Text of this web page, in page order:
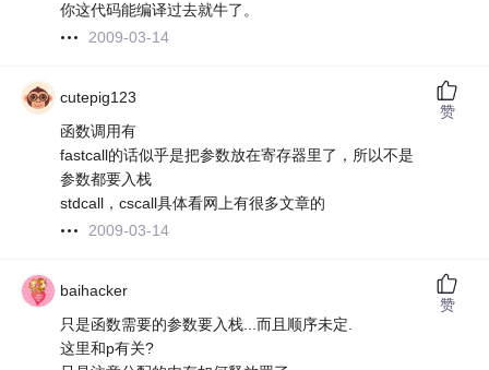
你这代码能编译过去就牛了。
2009-03-14
cutepig123
函数调用有
fastcall的话似乎是把参数放在寄存器里了，所以不是
参数都要入栈
stdcall，cscall具体看网上有很多文章的
2009-03-14
赞
baihacker
只是函数需要的参数要入栈...而且顺序未定.
这里和p有关?
赞